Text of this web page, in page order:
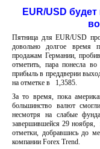
EUR/USD
Пятница для EUR/USD
довольно долгое время
продажам Германии,
отметить, пара понесла
прибыль в преддверии
на отметке в 1,3585.
За то время, пока
большинство валют
несмотря на слабые
завершившейся 29 ноября,
отметки, добравшись до
компании Forex Trend.